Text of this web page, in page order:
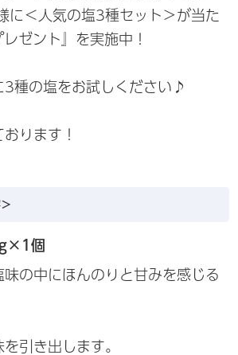
に＜人気の塩3種セット＞が当た
ゼント』を実施中！
3種の塩をお試しください♪
ります！
個
の中にほんのりと甘みを感じる
引き出します。